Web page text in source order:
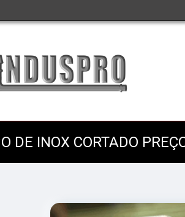
DE INOX CORTADO